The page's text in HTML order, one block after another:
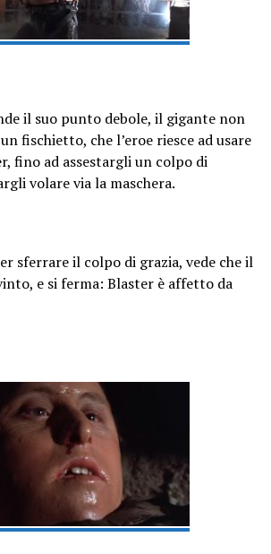
il suo punto debole, il gigante non
fischietto, che l’eroe riesce ad usare
fino ad assestargli un colpo di
volare via la maschera.
sferrare il colpo di grazia, vede che il
e si ferma: Blaster è affetto da